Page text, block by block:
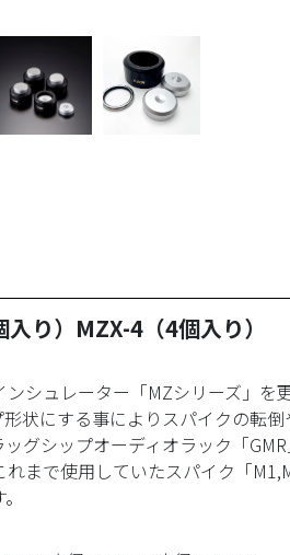
り）MZX-4（4個入り）
ンシュレーター「MZシリーズ」
形状にする事によりスパイクの転
グシップオーディオラック「
れまで使用していたスパイク「